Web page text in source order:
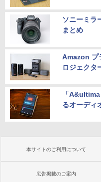
ソニーミラ
まとめ
Amazon プ
ロジェクタ
「
るオーディ
本サイトのご利用について
広告掲載のご案内